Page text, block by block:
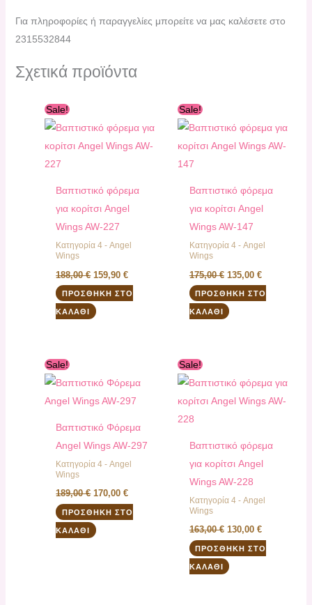
Για πληροφορίες ή παραγγελίες μπορείτε να μας καλέσετε στο
2315532844
Σχετικά προϊόντα
Sale!
Βαπτιστικό φόρεμα
για κορίτσι Angel
Wings AW-227
Κατηγορία 4 - Angel
Wings
188,00€
was:
159,90€
τιμή
159,90 €.
ΠΡΟΣΘΉΚΗ ΣΤΟ
ΚΑΛΆΘΙ
Sale!
Βαπτιστικό φόρεμα
για κορίτσι Angel
Wings AW-147
Κατηγορία 4 - Angel
Wings
175,00€
was:
135,00 €
τιμή
135,00 €.
ΠΡΟΣΘΉΚΗ ΣΤΟ
ΚΑΛΆΘΙ
Sale!
Βαπτιστικό Φόρεμα
Angel Wings AW-297
Κατηγορία 4 - Angel
Wings
189,00€
was:
170,00€
τιμή
170,00 €.
ΠΡΟΣΘΉΚΗ ΣΤΟ
ΚΑΛΆΘΙ
Sale!
Βαπτιστικό φόρεμα
για κορίτσι Angel
Wings AW-228
Κατηγορία 4 - Angel
Wings
163,00€
was:
130,00 €
τιμή
130,00 €.
ΠΡΟΣΘΉΚΗ ΣΤΟ
ΚΑΛΆΘΙ